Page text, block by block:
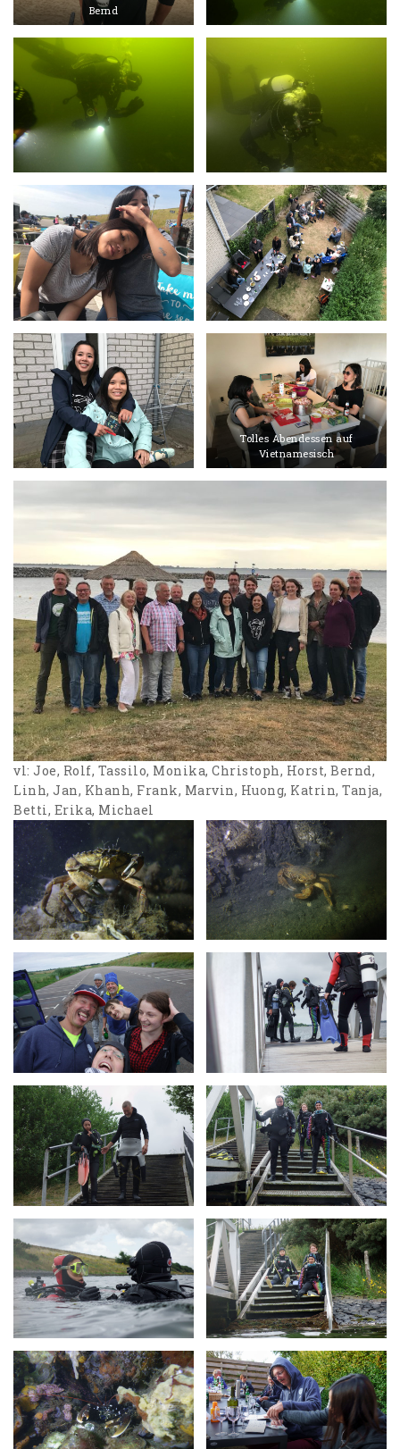
Bernd
Tolles Abendessen auf
Vietnamesisch
vl: Joe, Rolf, Tassilo, Monika, Christoph, Horst, Bernd,
Linh, Jan, Khanh, Frank, Marvin, Huong, Katrin, Tanja,
Betti, Erika, Michael